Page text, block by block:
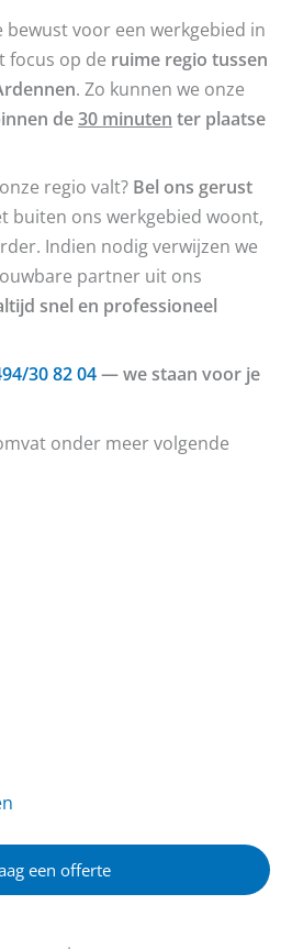
bewust voor een werkgebied in
focus op de ruime regio tussen
. Zo kunnen we onze
de30 minuten ter plaatse
regio valt? Bel ons gerust
buiten ons werkgebied woont,
Indien nodig verwijzen we
partner uit ons
snel en professioneel
30 82 04— we staan voor je
onder meer volgende
een offerte